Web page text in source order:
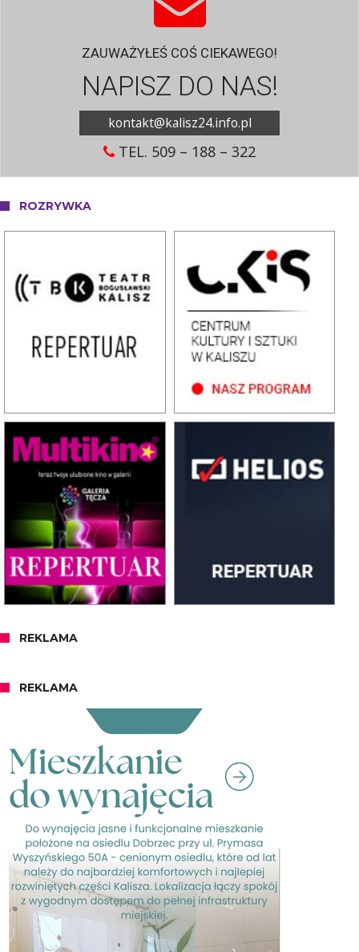
ZAUWAŻYŁEŚ COŚ CIEKAWEGO!
NAPISZ DO NAS!
kontakt@kalisz24.info.pl
TEL. 509 – 188 – 322
ROZRYWKA
REKLAMA
REKLAMA